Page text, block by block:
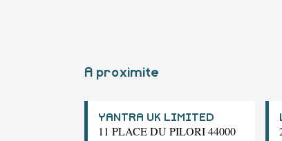
A proximite
YANTRA UK LIMITED
11 PLACE DU PILORI 44000